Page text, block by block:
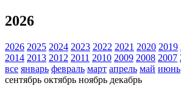
2026
2026 2025 2024 2023 2022 2021 2020 2019
2014 2013 2012 2011 2010 2009 2008 2007
все январь февраль март апрель май июнь
сентябрь октябрь ноябрь декабрь